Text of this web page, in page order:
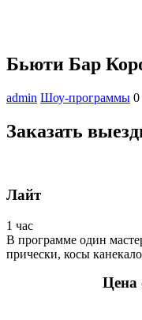
Бьюти Бар
admin Шоу-программы 0
Заказать
Лайт
1 час
В программе один
прически, косы
Цена